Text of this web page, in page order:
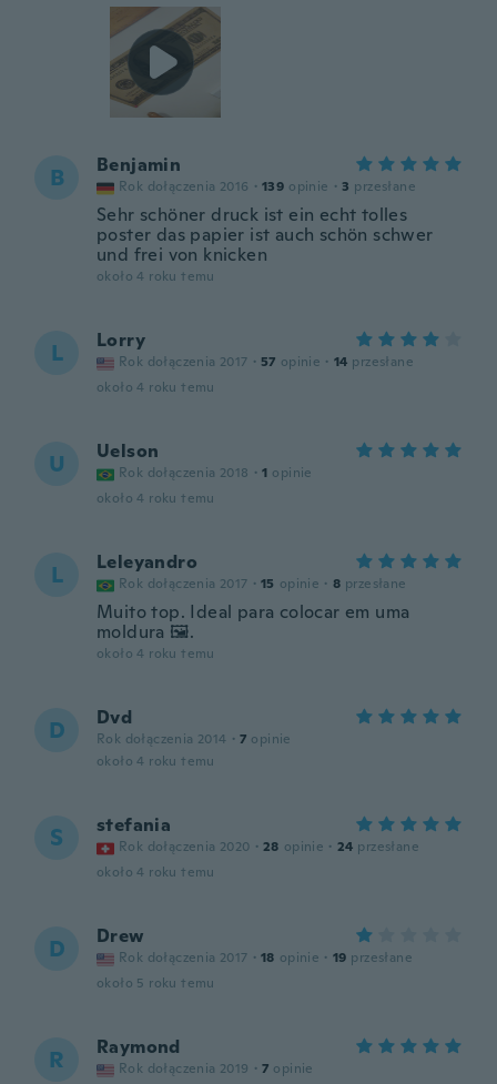
B Benjamin
Rok dołączenia 2016 · 139 opinie · 3 przesłane
Sehr schöner druck ist ein echt tolles
poster das papier ist auch schön schwer
und frei von knicken
około 4 roku temu
L Lorry
Rok dołączenia 2017 · 57 opinie · 14 przesłane
około 4 roku temu
U Uelson
Rok dołączenia 2018 · 1 opinie
około 4 roku temu
L Leleyandro
Rok dołączenia 2017 · 15 opinie · 8 przesłane
Muito top. Ideal para colocar em uma
moldura 🖼.
około 4 roku temu
D Dvd
Rok dołączenia 2014 · 7 opinie
około 4 roku temu
S stefania
Rok dołączenia 2020 · 28 opinie · 24 przesłane
około 4 roku temu
D Drew
Rok dołączenia 2017 · 18 opinie · 19 przesłane
około 5 roku temu
R Raymond
Rok dołączenia 2019 · 7 opinie